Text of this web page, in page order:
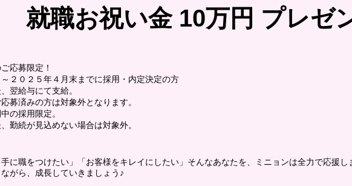
就職お祝い金 10万円 プレゼ
応募限定！
～２０２５年４月末までに採用・内定決定の方
翌給与にて支給。
募済みの方は対象外となります。
の採用限定。
勤続が見込めない場合は対象外。
手に職をつけたい」「お客様をキレイにしたい」そんなあなたを、ミニョンは全力で応援し
がら、成長していきましょう♪